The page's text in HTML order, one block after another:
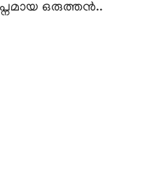
ഒരുത്തൻ..